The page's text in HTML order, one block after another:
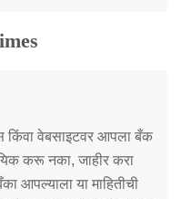
किंवा वेबसाइटवर आपला बँक
करू नका, जाहीर करा
आपल्याला या माहितीची